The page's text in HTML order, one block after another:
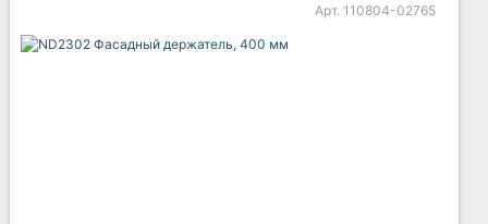
Арт. 110804-02765